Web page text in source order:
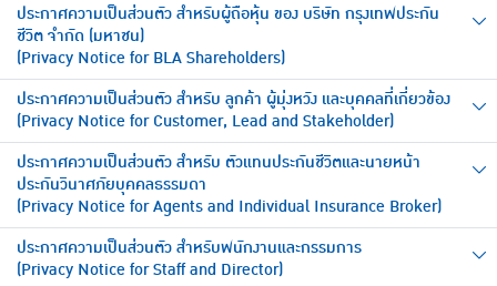
ประกาศความเป็นส่วนตัว สำหรับผู้ถือหุ้น ของ บริษัท กรุงเทพประกัน
ชีวิต จำกัด (มหาชน)
(Privacy Notice for BLA Shareholders)
ประกาศความเป็นส่วนตัว สำหรับ ลูกค้า ผู้มุ่งหวัง และบุคคลที่เกี่ยวข้อง
(Privacy Notice for Customer, Lead and Stakeholder)
ประกาศความเป็นส่วนตัว สำหรับ ตัวแทนประกันชีวิตและนายหน้า
ประกันวินาศภัยบุคคลธรรมดา
(Privacy Notice for Agents and Individual Insurance Broker)
ประกาศความเป็นส่วนตัว สำหรับพนักงานและกรรมการ
(Privacy Notice for Staff and Director)